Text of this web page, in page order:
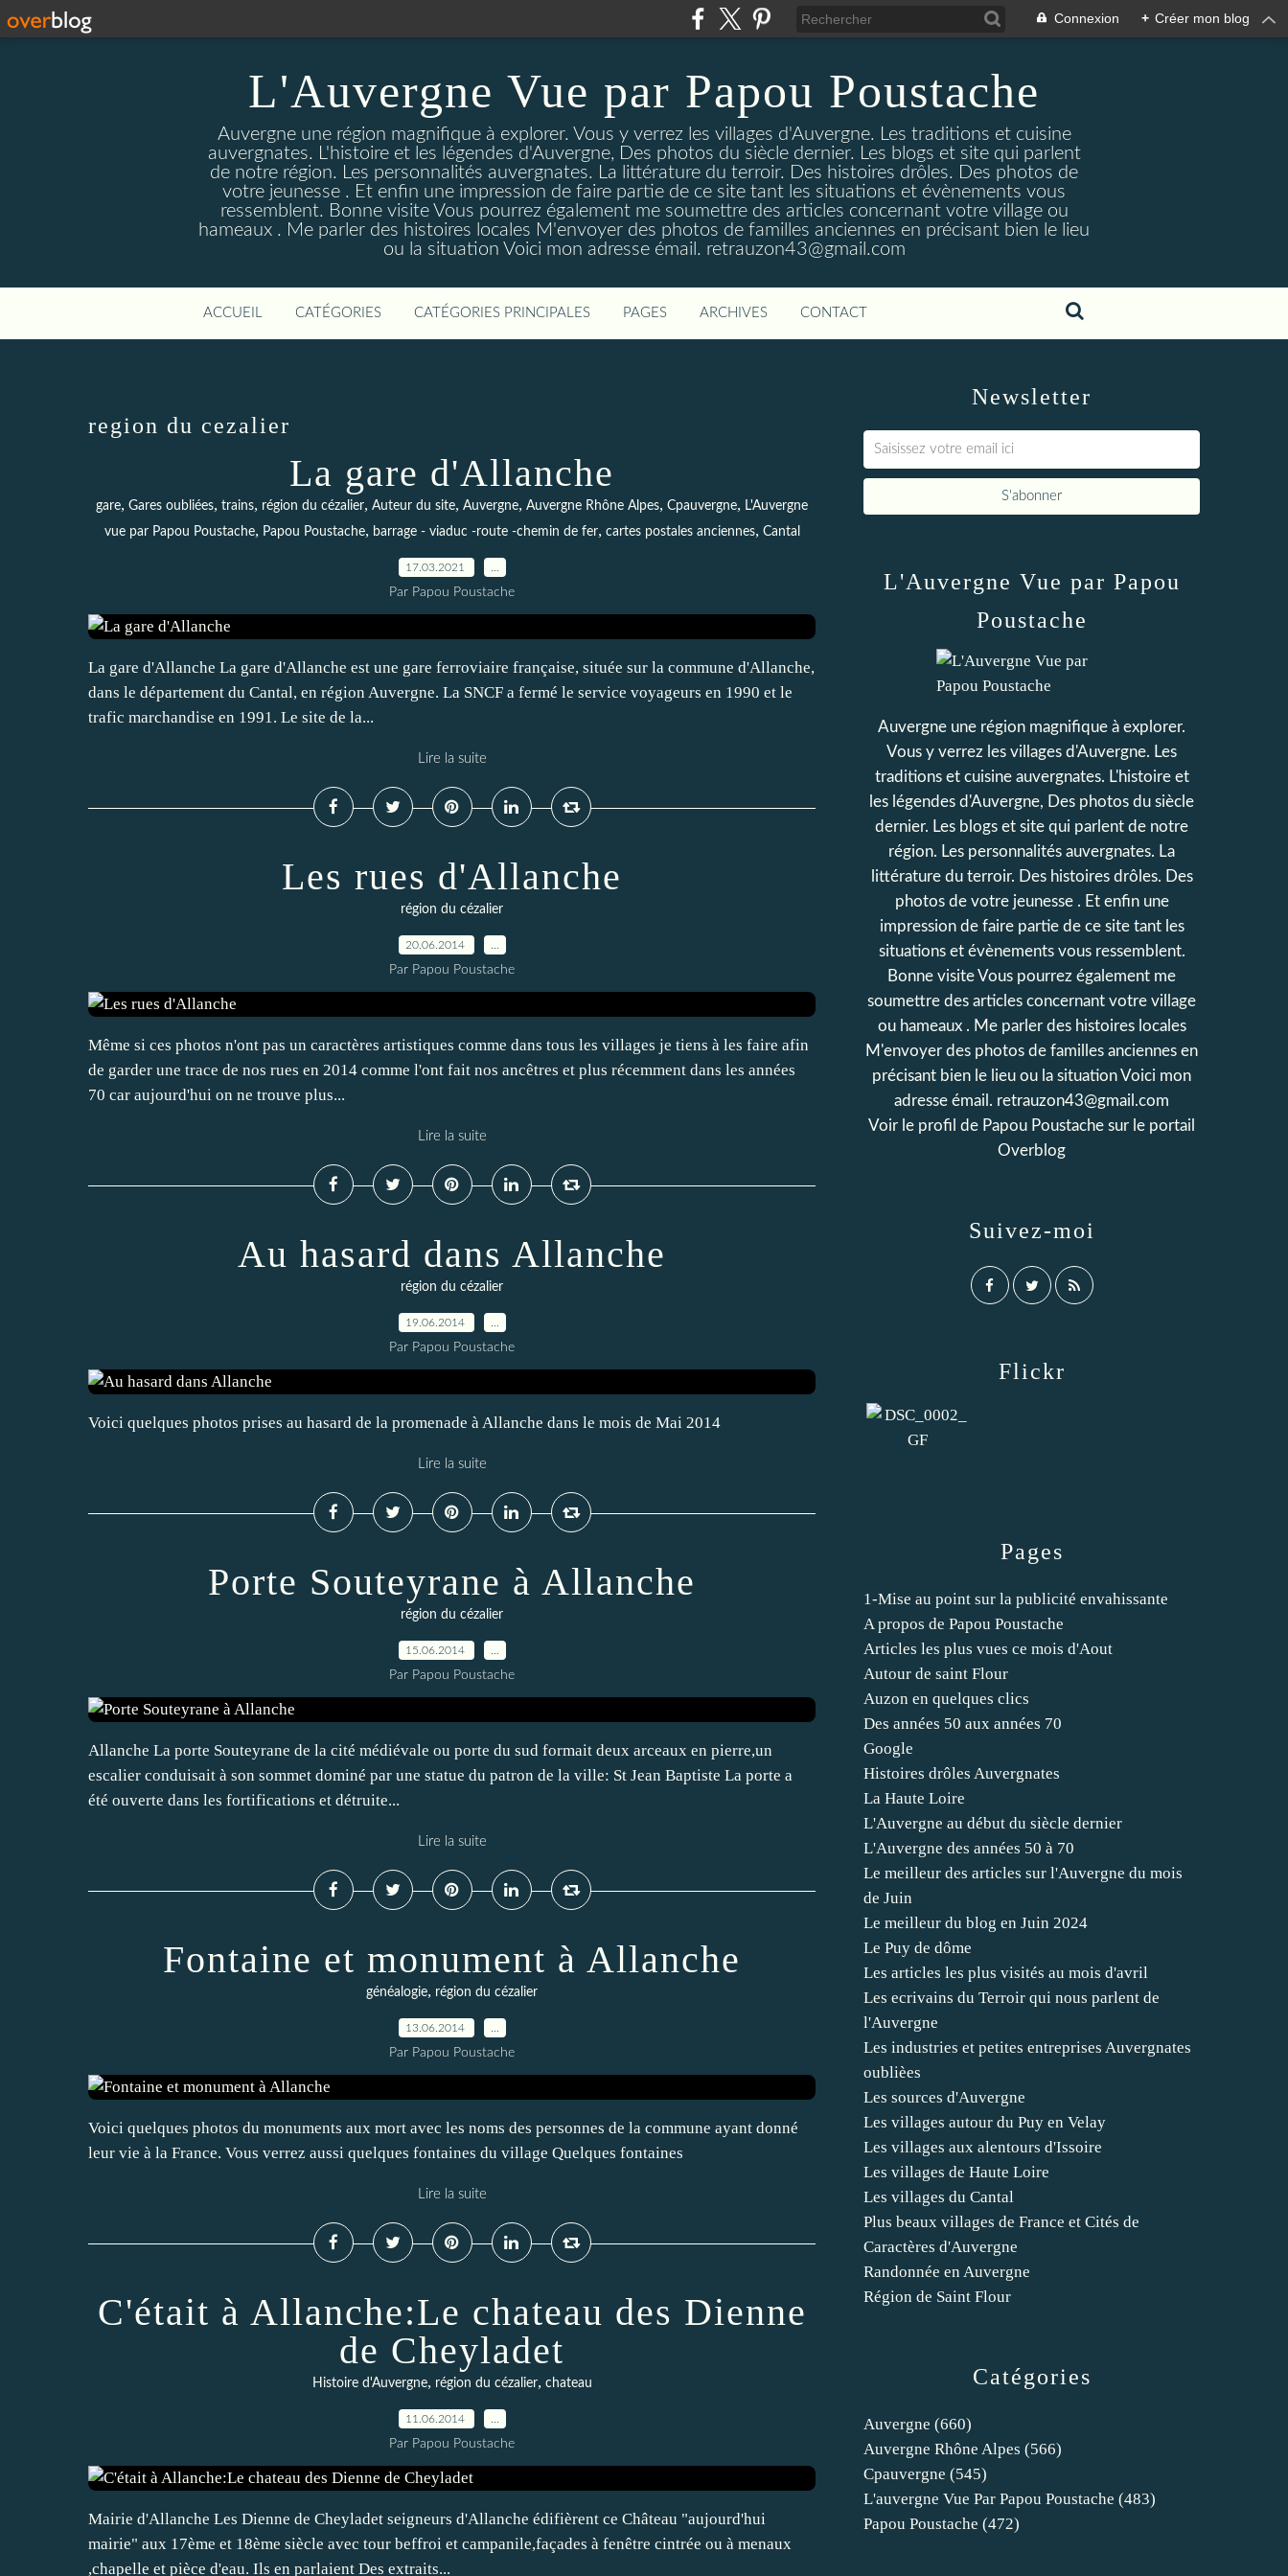
Connexion + Créer mon blog
L'Auvergne Vue par Papou Poustache
Auvergne une région magnifique à explorer. Vous y verrez les villages d'Auvergne. Les traditions et cuisine
auvergnates. L'histoire et les légendes d'Auvergne, Des photos du siècle dernier. Les blogs et site qui parlent
de notre région. Les personnalités auvergnates. La littérature du terroir. Des histoires drôles. Des photos de
votre jeunesse . Et enfin une impression de faire partie de ce site tant les situations et évènements vous
ressemblent. Bonne visite Vous pourrez également me soumettre des articles concernant votre village ou
hameaux . Me parler des histoires locales M'envoyer des photos de familles anciennes en précisant bien le lieu
ou la situation Voici mon adresse émail. retrauzon43@gmail.com
ACCUEIL CATÉGORIES CATÉGORIES PRINCIPALES PAGES ARCHIVES CONTACT
region du cezalier
La gare d'Allanche
gare, Gares oubliées, trains, région du cézalier, Auteur du site, Auvergne, Auvergne Rhône Alpes, Cpauvergne, L'Auvergne
vue par Papou Poustache, Papou Poustache, barrage - viaduc -route -chemin de fer, cartes postales anciennes, Cantal
17.03.2021
Par Papou Poustache
La gare d'Allanche La gare d'Allanche est une gare ferroviaire française, située sur la commune d'Allanche,
dans le département du Cantal, en région Auvergne. La SNCF a fermé le service voyageurs en 1990 et le
trafic marchandise en 1991. Le site de la...
Lire la suite
Les rues d'Allanche
région du cézalier
20.06.2014
Par Papou Poustache
Même si ces photos n'ont pas un caractères artistiques comme dans tous les villages je tiens à les faire afin
de garder une trace de nos rues en 2014 comme l'ont fait nos ancêtres et plus récemment dans les années
70 car aujourd'hui on ne trouve plus...
Lire la suite
Au hasard dans Allanche
région du cézalier
19.06.2014
Par Papou Poustache
Voici quelques photos prises au hasard de la promenade à Allanche dans le mois de Mai 2014
Lire la suite
Porte Souteyrane à Allanche
région du cézalier
15.06.2014
Par Papou Poustache
Allanche La porte Souteyrane de la cité médiévale ou porte du sud formait deux arceaux en pierre,un
escalier conduisait à son sommet dominé par une statue du patron de la ville: St Jean Baptiste La porte a
été ouverte dans les fortifications et détruite...
Lire la suite
Fontaine et monument à Allanche
généalogie, région du cézalier
13.06.2014
Par Papou Poustache
Voici quelques photos du monuments aux mort avec les noms des personnes de la commune ayant donné
leur vie à la France. Vous verrez aussi quelques fontaines du village Quelques fontaines
Lire la suite
C'était à Allanche:Le chateau des Dienne
de Cheyladet
Histoire d'Auvergne, région du cézalier, chateau
11.06.2014
Par Papou Poustache
Mairie d'Allanche Les Dienne de Cheyladet seigneurs d'Allanche édifièrent ce Château "aujourd'hui
mairie" aux 17ème et 18ème siècle avec tour beffroi et campanile,façades à fenêtre cintrée ou à menaux
,chapelle et pièce d'eau. Ils en parlaient Des extraits...
Newsletter
Catégories
Auvergne (660)
Auvergne Rhône Alpes (566)
Cpauvergne (545)
L'auvergne Vue Par Papou Poustache (483)
Papou Poustache (472)
Pages
1-Mise au point sur la publicité envahissante
A propos de Papou Poustache
Articles les plus vues ce mois d'Aout
Autour de saint Flour
Auzon en quelques clics
Des années 50 aux années 70
Google
Histoires drôles Auvergnates
La Haute Loire
L'Auvergne au début du siècle dernier
L'Auvergne des années 50 à 70
Le meilleur des articles sur l'Auvergne du mois
de Juin
Le meilleur du blog en Juin 2024
Le Puy de dôme
Les articles les plus visités au mois d'avril
Les ecrivains du Terroir qui nous parlent de
l'Auvergne
Les industries et petites entreprises Auvergnates
oublièes
Les sources d'Auvergne
Les villages autour du Puy en Velay
Les villages aux alentours d'Issoire
Les villages de Haute Loire
Les villages du Cantal
Plus beaux villages de France et Cités de
Caractères d'Auvergne
Randonnée en Auvergne
Région de Saint Flour
L'Auvergne Vue par Papou
Poustache
Auvergne une région magnifique à explorer.
Vous y verrez les villages d'Auvergne. Les
traditions et cuisine auvergnates. L'histoire et
les légendes d'Auvergne, Des photos du siècle
dernier. Les blogs et site qui parlent de notre
région. Les personnalités auvergnates. La
littérature du terroir. Des histoires drôles. Des
photos de votre jeunesse . Et enfin une
impression de faire partie de ce site tant les
situations et évènements vous ressemblent.
Bonne visite Vous pourrez également me
soumettre des articles concernant votre village
ou hameaux . Me parler des histoires locales
M'envoyer des photos de familles anciennes en
précisant bien le lieu ou la situation Voici mon
adresse émail. retrauzon43@gmail.com
Voir le profil de Papou Poustache sur le portail
Overblog
Suivez-moi
Flickr